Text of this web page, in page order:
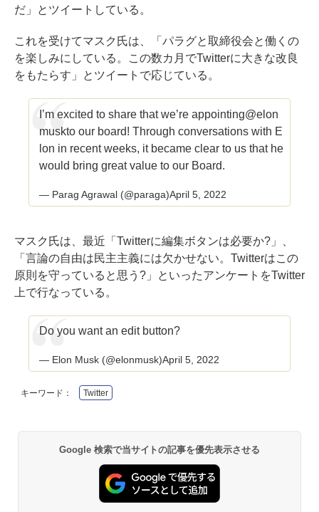
だ」とツイートしている。
これを受けてマスク氏は、「パラグと取締役会と働くの
を楽しみにしている。この数カ月でTwitterに大きな改良
をもたらす」とツイートで応じている。
I’m excited to share that we’re appointing@elon
muskto our board! Through conversations with E
lon in recent weeks, it became clear to us that he
would bring great value to our Board.
— Parag Agrawal (@paraga)April 5, 2022
マスク氏は、最近「 Twitterに編集ボタンは必要か?」、
「 言論の自由は民主主義には欠かせない。Twitterはこの
原則を守っていると思う?」といったアンケートをTwitter
上で行なっている。
Do you want an edit button?
— Elon Musk (@elonmusk)April 5, 2022
キーワード： Twitter
Google 検索で当サイトの記事を優先表示させる